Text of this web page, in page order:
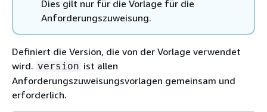
Dies gilt nur für die Vorlage für die
Anforderungszuweisung.
Definiert die Version, die von der Vorlage verwendet
wird. version ist allen
Anforderungszuweisungsvorlagen gemeinsam und
erforderlich.